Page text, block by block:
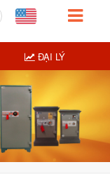
ĐẠI LÝ